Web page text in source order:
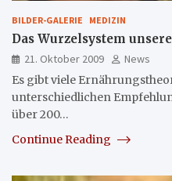
BILDER-GALERIE MEDIZIN
Das Wurzelsystem
21. Oktober 2009
News
Es gibt viele
unterschiedlichen
über 200…
Continue Reading